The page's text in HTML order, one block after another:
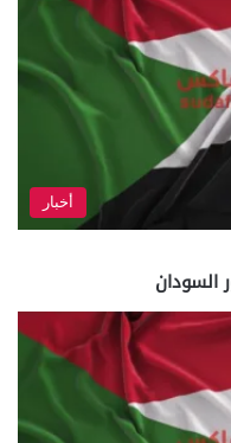
أخبار
السودان